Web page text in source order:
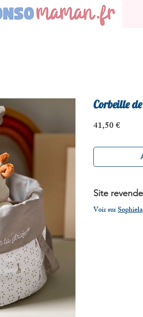
Corbeille
41,50 €
Site
Voir sur